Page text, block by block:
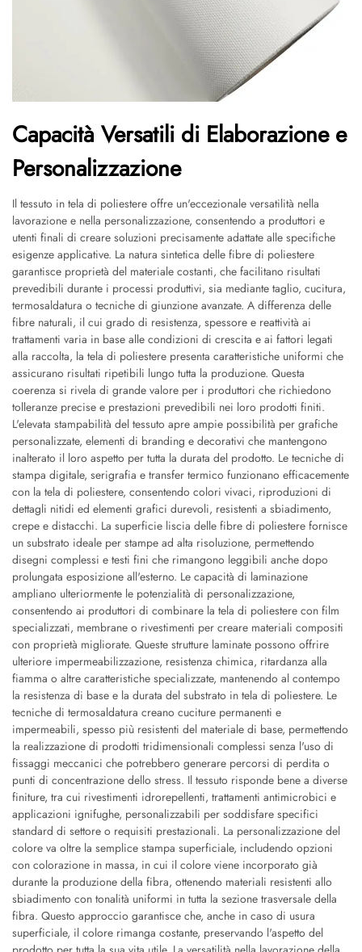
Capacità Versatili di Elaborazione e
Personalizzazione
Il tessuto in tela di poliestere offre un'eccezionale versatilità nella
lavorazione e nella personalizzazione, consentendo a produttori e
utenti finali di creare soluzioni precisamente adattate alle specifiche
esigenze applicative. La natura sintetica delle fibre di poliestere
garantisce proprietà del materiale costanti, che facilitano risultati
prevedibili durante i processi produttivi, sia mediante taglio, cucitura,
termosaldatura o tecniche di giunzione avanzate. A differenza delle
fibre naturali, il cui grado di resistenza, spessore e reattività ai
trattamenti varia in base alle condizioni di crescita e ai fattori legati
alla raccolta, la tela di poliestere presenta caratteristiche uniformi che
assicurano risultati ripetibili lungo tutta la produzione. Questa
coerenza si rivela di grande valore per i produttori che richiedono
tolleranze precise e prestazioni prevedibili nei loro prodotti finiti.
L'elevata stampabilità del tessuto apre ampie possibilità per grafiche
personalizzate, elementi di branding e decorativi che mantengono
inalterato il loro aspetto per tutta la durata del prodotto. Le tecniche di
stampa digitale, serigrafia e transfer termico funzionano efficacemente
con la tela di poliestere, consentendo colori vivaci, riproduzioni di
dettagli nitidi ed elementi grafici durevoli, resistenti a sbiadimento,
crepe e distacchi. La superficie liscia delle fibre di poliestere fornisce
un substrato ideale per stampe ad alta risoluzione, permettendo
disegni complessi e testi fini che rimangono leggibili anche dopo
prolungata esposizione all'esterno. Le capacità di laminazione
ampliano ulteriormente le potenzialità di personalizzazione,
consentendo ai produttori di combinare la tela di poliestere con film
specializzati, membrane o rivestimenti per creare materiali compositi
con proprietà migliorate. Queste strutture laminate possono offrire
ulteriore impermeabilizzazione, resistenza chimica, ritardanza alla
fiamma o altre caratteristiche specializzate, mantenendo al contempo
la resistenza di base e la durata del substrato in tela di poliestere. Le
tecniche di termosaldatura creano cuciture permanenti e
impermeabili, spesso più resistenti del materiale di base, permettendo
la realizzazione di prodotti tridimensionali complessi senza l'uso di
fissaggi meccanici che potrebbero generare percorsi di perdita o
punti di concentrazione dello stress. Il tessuto risponde bene a diverse
finiture, tra cui rivestimenti idrorepellenti, trattamenti antimicrobici e
applicazioni ignifughe, personalizzabili per soddisfare specifici
standard di settore o requisiti prestazionali. La personalizzazione del
colore va oltre la semplice stampa superficiale, includendo opzioni
con colorazione in massa, in cui il colore viene incorporato già
durante la produzione della fibra, ottenendo materiali resistenti allo
sbiadimento con tonalità uniformi in tutta la sezione trasversale della
fibra. Questo approccio garantisce che, anche in caso di usura
superficiale, il colore rimanga costante, preservando l'aspetto del